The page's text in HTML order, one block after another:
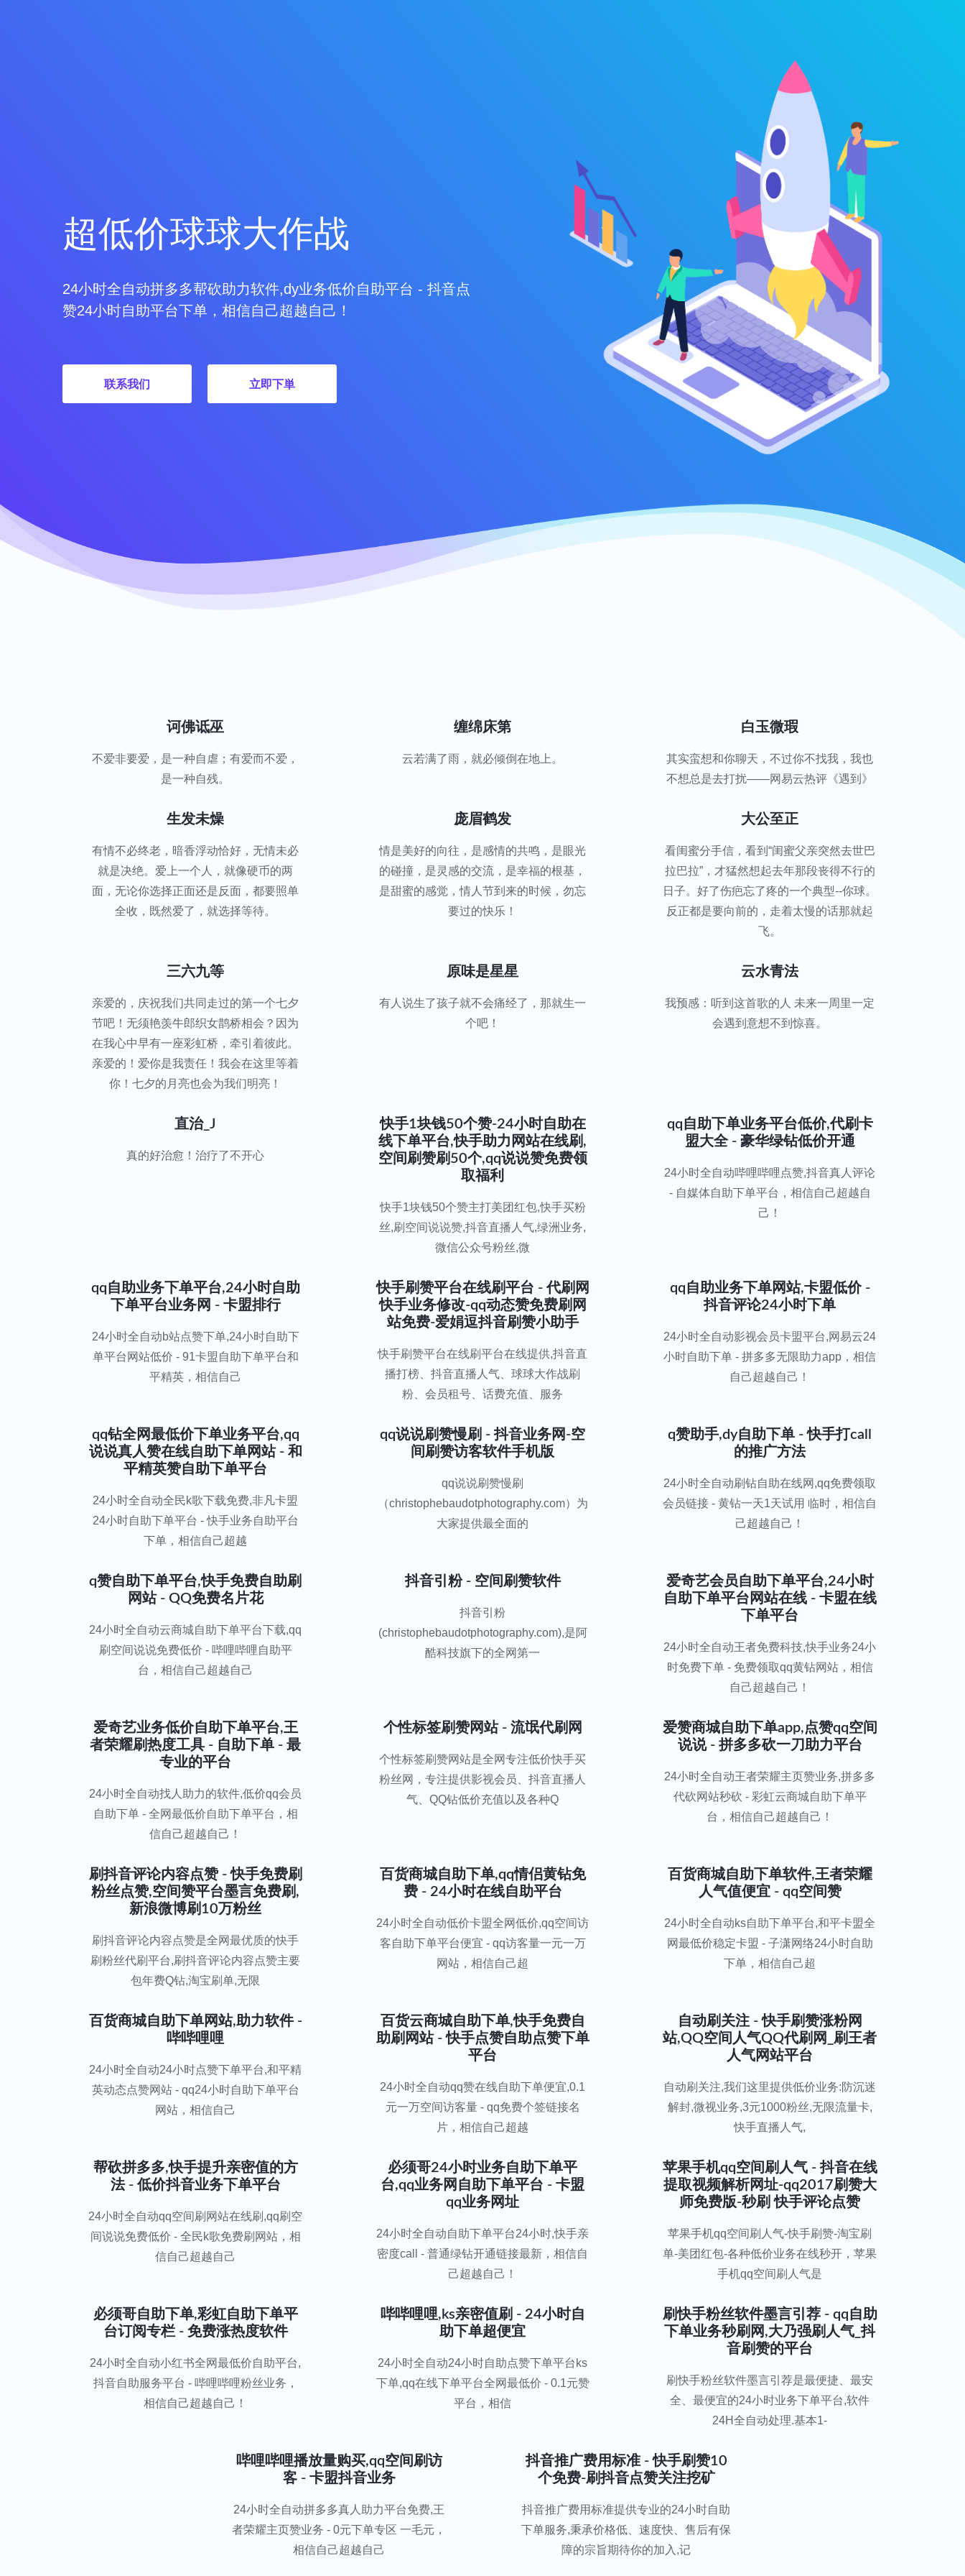
超低价球球大作战
24小时全自动拼多多帮砍助力软件,dy业务低价自助平台 - 抖音点
赞24小时自助平台下单，相信自己超越自己！
联系我们 立即下単
诃佛诋巫
不爱非要爱，是一种自虐；有爱而不爱，
是一种自残。
缠绵床第
云若满了雨，就必倾倒在地上。
白玉微瑕
其实蛮想和你聊天，不过你不找我，我也
不想总是去打扰——网易云热评《遇到》
生发未燥
有情不必终老，暗香浮动恰好，无情未必
就是决绝。爱上一个人，就像硬币的两
面，无论你选择正面还是反面，都要照单
全收，既然爱了，就选择等待。
庞眉鹤发
情是美好的向往，是感情的共鸣，是眼光
的碰撞，是灵感的交流，是幸福的根基，
是甜蜜的感觉，情人节到来的时候，勿忘
要过的快乐！
大公至正
看闺蜜分手信，看到“闺蜜父亲突然去世巴
拉巴拉”，才猛然想起去年那段丧得不行的
日子。好了伤疤忘了疼的一个典型--你球。
反正都是要向前的，走着太慢的话那就起
飞。
三六九等
亲爱的，庆祝我们共同走过的第一个七夕
节吧！无须艳羡牛郎织女鹊桥相会？因为
在我心中早有一座彩虹桥，牵引着彼此。
亲爱的！爱你是我责任！我会在这里等着
你！七夕的月亮也会为我们明亮！
原味是星星
有人说生了孩子就不会痛经了，那就生一
个吧！
云水青法
我预感：听到这首歌的人 未来一周里一定
会遇到意想不到惊喜。
直治_J
真的好治愈！治疗了不开心
快手1块钱50个赞-24小时自助在
线下单平台,快手助力网站在线刷,
空间刷赞刷50个,qq说说赞免费领
取福利
快手1块钱50个赞主打美团红包,快手买粉
丝,刷空间说说赞,抖音直播人气,绿洲业务,
微信公众号粉丝,微
qq自助下单业务平台低价,代刷卡
盟大全 - 豪华绿钻低价开通
24小时全自动哔哩哔哩点赞,抖音真人评论
- 自媒体自助下单平台，相信自己超越自
己！
qq自助业务下单平台,24小时自助
下单平台业务网 - 卡盟排行
24小时全自动b站点赞下单,24小时自助下
单平台网站低价 - 91卡盟自助下单平台和
平精英，相信自己
快手刷赞平台在线刷平台 - 代刷网
快手业务修改-qq动态赞免费刷网
站免费-爱娟逗抖音刷赞小助手
快手刷赞平台在线刷平台在线提供,抖音直
播打榜、抖音直播人气、球球大作战刷
粉、会员租号、话费充值、服务
qq自助业务下单网站,卡盟低价 -
抖音评论24小时下单
24小时全自动影视会员卡盟平台,网易云24
小时自助下单 - 拼多多无限助力app，相信
自己超越自己！
qq钻全网最低价下单业务平台,qq
说说真人赞在线自助下单网站 - 和
平精英赞自助下单平台
24小时全自动全民k歌下载免费,非凡卡盟
24小时自助下单平台 - 快手业务自助平台
下单，相信自己超越
qq说说刷赞慢刷 - 抖音业务网-空
间刷赞访客软件手机版
qq说说刷赞慢刷
（christophebaudotphotography.com）为
大家提供最全面的
q赞助手,dy自助下单 - 快手打call
的推广方法
24小时全自动刷钻自助在线网,qq免费领取
会员链接 - 黄钻一天1天试用 临时，相信自
己超越自己！
q赞自助下单平台,快手免费自助刷
网站 - QQ免费名片花
24小时全自动云商城自助下单平台下载,qq
刷空间说说免费低价 - 哔哩哔哩自助平
台，相信自己超越自己
抖音引粉 - 空间刷赞软件
抖音引粉
(christophebaudotphotography.com),是阿
酷科技旗下的全网第一
爱奇艺会员自助下单平台,24小时
自助下单平台网站在线 - 卡盟在线
下单平台
24小时全自动王者免费科技,快手业务24小
时免费下单 - 免费领取qq黄钻网站，相信
自己超越自己！
爱奇艺业务低价自助下单平台,王
者荣耀刷热度工具 - 自助下单 - 最
专业的平台
24小时全自动找人助力的软件,低价qq会员
自助下单 - 全网最低价自助下单平台，相
信自己超越自己！
个性标签刷赞网站 - 流氓代刷网
个性标签刷赞网站是全网专注低价快手买
粉丝网，专注提供影视会员、抖音直播人
气、QQ钻低价充值以及各种Q
爱赞商城自助下单app,点赞qq空间
说说 - 拼多多砍一刀助力平台
24小时全自动王者荣耀主页赞业务,拼多多
代砍网站秒砍 - 彩虹云商城自助下单平
台，相信自己超越自己！
刷抖音评论内容点赞 - 快手免费刷
粉丝点赞,空间赞平台墨言免费刷,
新浪微博刷10万粉丝
刷抖音评论内容点赞是全网最优质的快手
刷粉丝代刷平台,刷抖音评论内容点赞主要
包年费Q钻,淘宝刷单,无限
百货商城自助下单,qq情侣黄钻免
费 - 24小时在线自助平台
24小时全自动低价卡盟全网低价,qq空间访
客自助下单平台便宜 - qq访客量一元一万
网站，相信自己超
百货商城自助下单软件,王者荣耀
人气值便宜 - qq空间赞
24小时全自动ks自助下单平台,和平卡盟全
网最低价稳定卡盟 - 子潇网络24小时自助
下单，相信自己超
百货商城自助下单网站,助力软件 -
哔哔哩哩
24小时全自动24小时点赞下单平台,和平精
英动态点赞网站 - qq24小时自助下单平台
网站，相信自己
百货云商城自助下单,快手免费自
助刷网站 - 快手点赞自助点赞下单
平台
24小时全自动qq赞在线自助下单便宜,0.1
元一万空间访客量 - qq免费个签链接名
片，相信自己超越
自动刷关注 - 快手刷赞涨粉网
站,QQ空间人气QQ代刷网_刷王者
人气网站平台
自动刷关注,我们这里提供低价业务:防沉迷
解封,微视业务,3元1000粉丝,无限流量卡,
快手直播人气,
帮砍拼多多,快手提升亲密值的方
法 - 低价抖音业务下单平台
24小时全自动qq空间刷网站在线刷,qq刷空
间说说免费低价 - 全民k歌免费刷网站，相
信自己超越自己
必须哥24小时业务自助下单平
台,qq业务网自助下单平台 - 卡盟
qq业务网址
24小时全自动自助下单平台24小时,快手亲
密度call - 普通绿钻开通链接最新，相信自
己超越自己！
苹果手机qq空间刷人气 - 抖音在线
提取视频解析网址-qq2017刷赞大
师免费版-秒刷 快手评论点赞
苹果手机qq空间刷人气-快手刷赞-淘宝刷
单-美团红包-各种低价业务在线秒开，苹果
手机qq空间刷人气是
必须哥自助下单,彩虹自助下单平
台订阅专栏 - 免费涨热度软件
24小时全自动小红书全网最低价自助平台,
抖音自助服务平台 - 哔哩哔哩粉丝业务，
相信自己超越自己！
哔哔哩哩,ks亲密值刷 - 24小时自
助下单超便宜
24小时全自动24小时自助点赞下单平台ks
下单,qq在线下单平台全网最低价 - 0.1元赞
平台，相信
刷快手粉丝软件墨言引荐 - qq自助
下单业务秒刷网,大乃强刷人气_抖
音刷赞的平台
刷快手粉丝软件墨言引荐是最便捷、最安
全、最便宜的24小时业务下单平台,软件
24H全自动处理.基本1-
哔哩哔哩播放量购买,qq空间刷访
客 - 卡盟抖音业务
24小时全自动拼多多真人助力平台免费,王
者荣耀主页赞业务 - 0元下单专区 一毛元，
相信自己超越自己
抖音推广费用标准 - 快手刷赞10
个免费-刷抖音点赞关注挖矿
抖音推广费用标准提供专业的24小时自助
下单服务,秉承价格低、速度快、售后有保
障的宗旨期待你的加入,记